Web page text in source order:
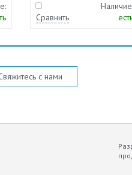
Сравнить
с нами